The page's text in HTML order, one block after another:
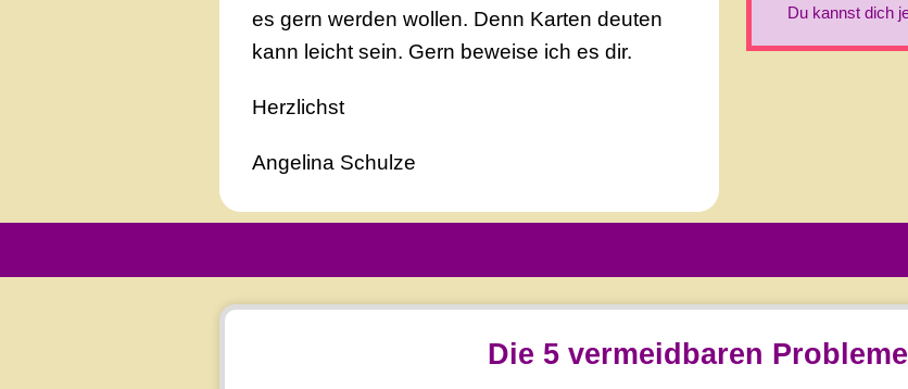
es gern werden wollen. Denn Karten deuten
kann leicht sein. Gern beweise ich es dir.
Herzlichst
Angelina Schulze
Die 5 vermeidbaren Probleme